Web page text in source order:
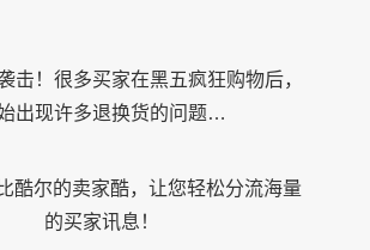
击！很多买家在黑五疯狂购物后，
出现许多退换货的问题…
酷尔的卖家酷，让您轻松分流海量
的买家讯息！